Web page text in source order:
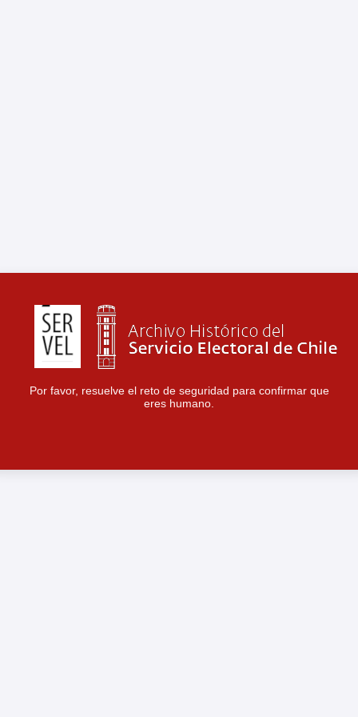
Por favor, resuelve el reto de seguridad para confirmar que
eres humano.